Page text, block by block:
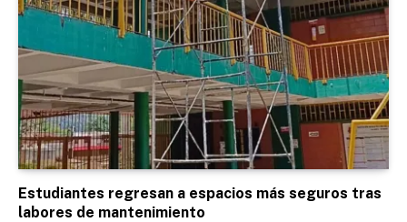
Estudiantes regresan a espacios más seguros tras
labores de mantenimiento